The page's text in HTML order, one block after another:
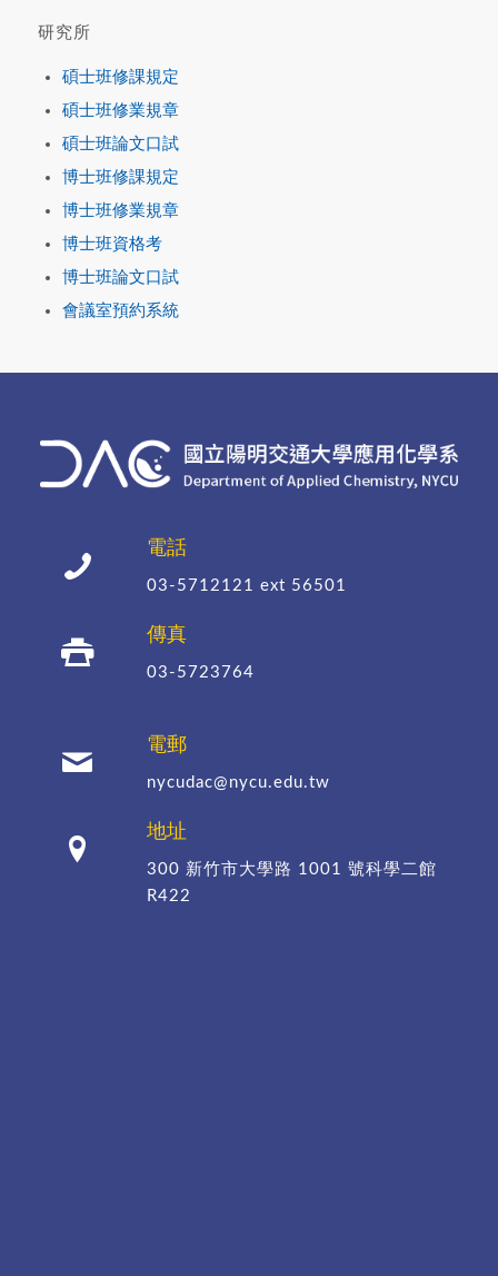
研究所
碩士班修課規定
碩士班修業規章
碩士班論文口試
博士班修課規定
博士班修業規章
博士班資格考
博士班論文口試
會議室預約系統
電話
03-5712121 ext 56501
傳真
03-5723764
電郵
nycudac@nycu.edu.tw
地址
300 新竹市大學路 1001 號科學二館
R422